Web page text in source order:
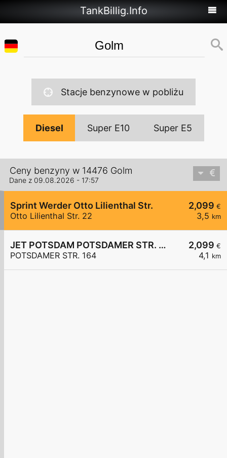
TankBillig.Info
Stacje benzynowe w pobliżu
Diesel Super E10 Super E5
Ceny benzyny w 14476 Golm
Dane z 09.08.2026 - 17:57
2,099 €
3,5 km
Sprint Werder Otto Lilienthal Str.
Otto Lilienthal Str. 22
2,099 €
4,1 km
JET POTSDAM POTSDAMER STR. 164
POTSDAMER STR. 164